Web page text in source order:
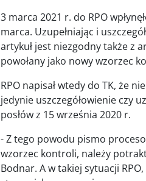
3 marca 2021 r. do RPO
marca. Uzupełniając i
artykuł jest niezgodny także z
powołany jako nowy wzorzec
RPO napisał wtedy do TK, że
jedynie uszczegółowienie czy
posłów z 15 września 2020 r.
- Z tego powodu pismo
wzorzec kontroli, należy
Bodnar. A w takiej sytuacji